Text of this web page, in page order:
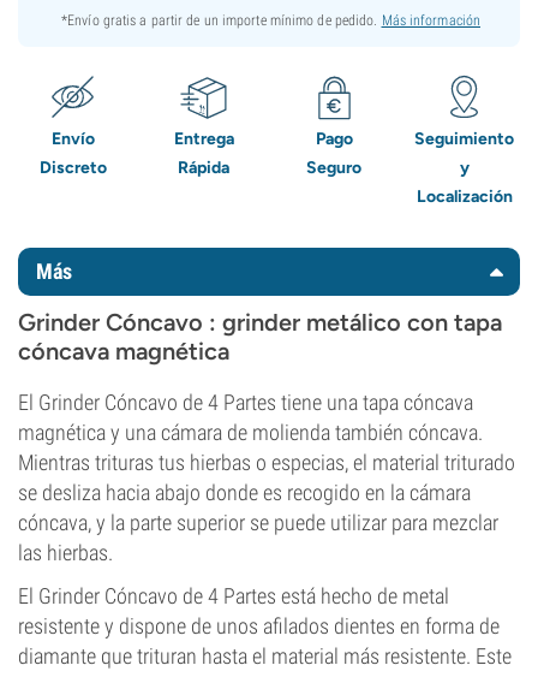
*Envío gratis a partir de un importe mínimo de pedido. Más información
Envío
Discreto
Entrega
Rápida
Pago
Seguro
Seguimiento
y
Localización
Más
Grinder Cóncavo : grinder metálico con tapa
cóncava magnética
El Grinder Cóncavo de 4 Partes tiene una tapa cóncava
magnética y una cámara de molienda también cóncava.
Mientras trituras tus hierbas o especias, el material triturado
se desliza hacia abajo donde es recogido en la cámara
cóncava, y la parte superior se puede utilizar para mezclar
las hierbas.
El Grinder Cóncavo de 4 Partes está hecho de metal
resistente y dispone de unos afilados dientes en forma de
diamante que trituran hasta el material más resistente. Este